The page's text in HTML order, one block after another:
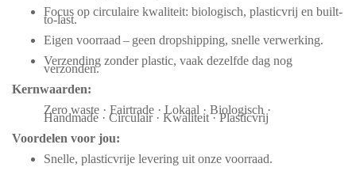
Focus op circulaire kwaliteit: biologisch, plasticvrij en built-
to-last.
Eigen voorraad – geen dropshipping, snelle verwerking.
Verzending zonder plastic, vaak dezelfde dag nog
verzonden.
Kernwaarden:
Zero waste · Fairtrade · Lokaal · Biologisch ·
Handmade · Circulair · Kwaliteit · Plasticvrij
Voordelen voor jou:
Snelle, plasticvrije levering uit onze voorraad.